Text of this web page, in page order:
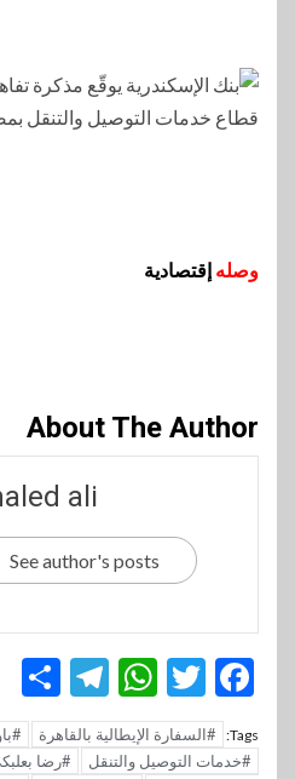
وصله إقتصادية
About The Author
ali
See author's posts
Facebook
Twitter
Tags: #السفارة الإيطالية بالقاهرة
#خدمات التوصيل والتنقل
#رضا